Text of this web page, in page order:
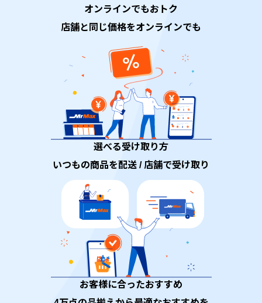
オンラインでもおトク
店舗と同じ価格をオンラインでも
選べる受け取り方
いつもの商品を配送 / 店舗で受け取り
お客様に合ったおすすめ